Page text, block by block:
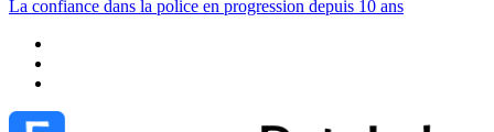
La confiance dans la police en progression depuis 10 ans